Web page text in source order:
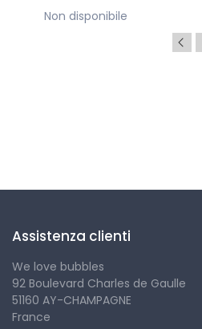
Non disponibile
Assistenza clienti
We love bubbles
92 Boulevard Charles de Gaulle
51160 AY-CHAMPAGNE
France